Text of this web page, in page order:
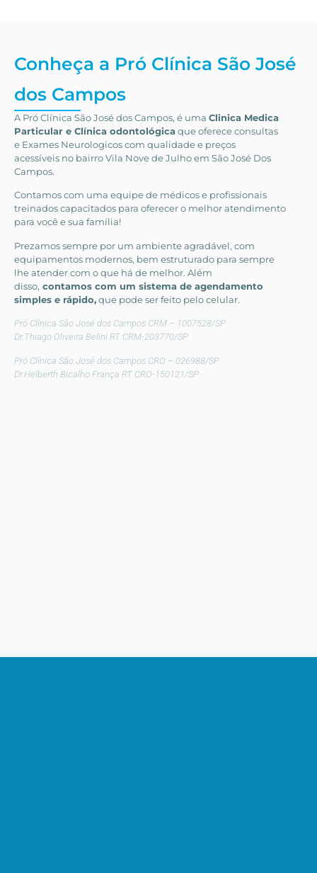
Conheça a Pró Clínica São José
dos Campos
A Pró Clínica São José dos Campos, é uma Clinica Medica
Particular e Clínica odontológica que oferece consultas
e Exames Neurologicoscom qualidade e preços
acessíveis no bairro Vila Nove de Julho em São José Dos
Campos.
Contamos com uma equipe de médicos e profissionais
treinados capacitados para oferecer o melhor atendimento
para você e sua família!
Prezamos sempre por um ambiente agradável, com
equipamentos modernos, bem estruturado para sempre
lhe atender com o que há de melhor. Além
disso, contamos com um sistema de agendamento
simples e rápido,que pode ser feito pelo celular.
Pró Clínica São José dos Campos CRM – 1007528/SP
Dr.Thiago Oliveira Belini RT CRM-203770/SP
Pró Clínica São José dos Campos CRO – 026988/SP
Dr.Helberth Bicalho França RT CRO-150121/SP